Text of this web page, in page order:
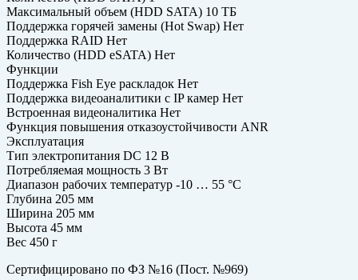
Максимальный объем (HDD SATA) 10 ТБ
Поддержка горячей замены (Hot Swap) Нет
Поддержка RAID Нет
Количество (HDD eSATA) Нет
Функции
Поддержка Fish Eye раскладок Нет
Поддержка видеоаналитики с IP камер Нет
Встроенная видеоналитика Нет
Функция повышения отказоустойчивости ANR
Эксплуатация
Тип электропитания DC 12 В
Потребляемая мощность 3 Вт
Диапазон рабочих температур -10 … 55 °С
Глубина 205 мм
Ширина 205 мм
Высота 45 мм
Вес 450 г
Сертифицировано по ФЗ №16 (Пост. №969)